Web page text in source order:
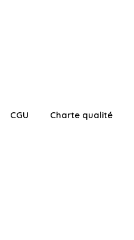
CGU Charte qualité